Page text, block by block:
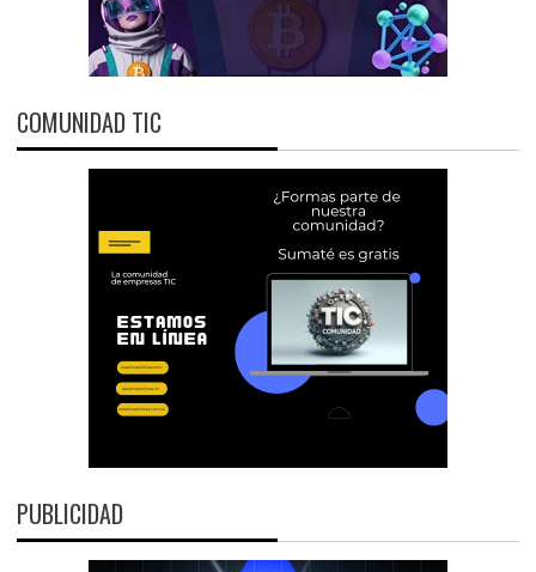
COMUNIDAD TIC
PUBLICIDAD